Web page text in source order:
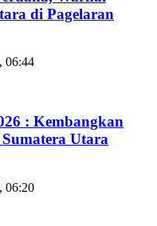
di Pagelaran
06:44
: Kembangkan
Utara
06:20